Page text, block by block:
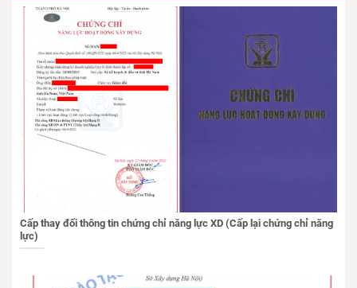
Cấp thay đổi thông tin chứng chỉ năng lực XD (Cấp lại chứng chỉ năng
lực)